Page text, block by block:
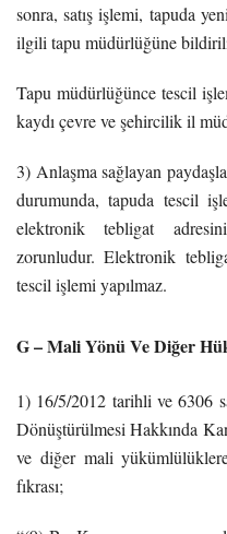
sonra, satış işlemi, tapuda
ilgili tapu müdürlüğüne
Tapu müdürlüğünce tescil
kaydı çevre ve şehircilik il
3) Anlaşma sağlayan
durumunda, tapuda tescil
elektronik tebligat
zorunludur. Elektronik
tescil işlemi yapılmaz.
G – Mali Yönü Ve Diğer
1) 16/5/2012 tarihli ve 6306
Dönüştürülmesi Hakkında
ve diğer mali
fıkrası;